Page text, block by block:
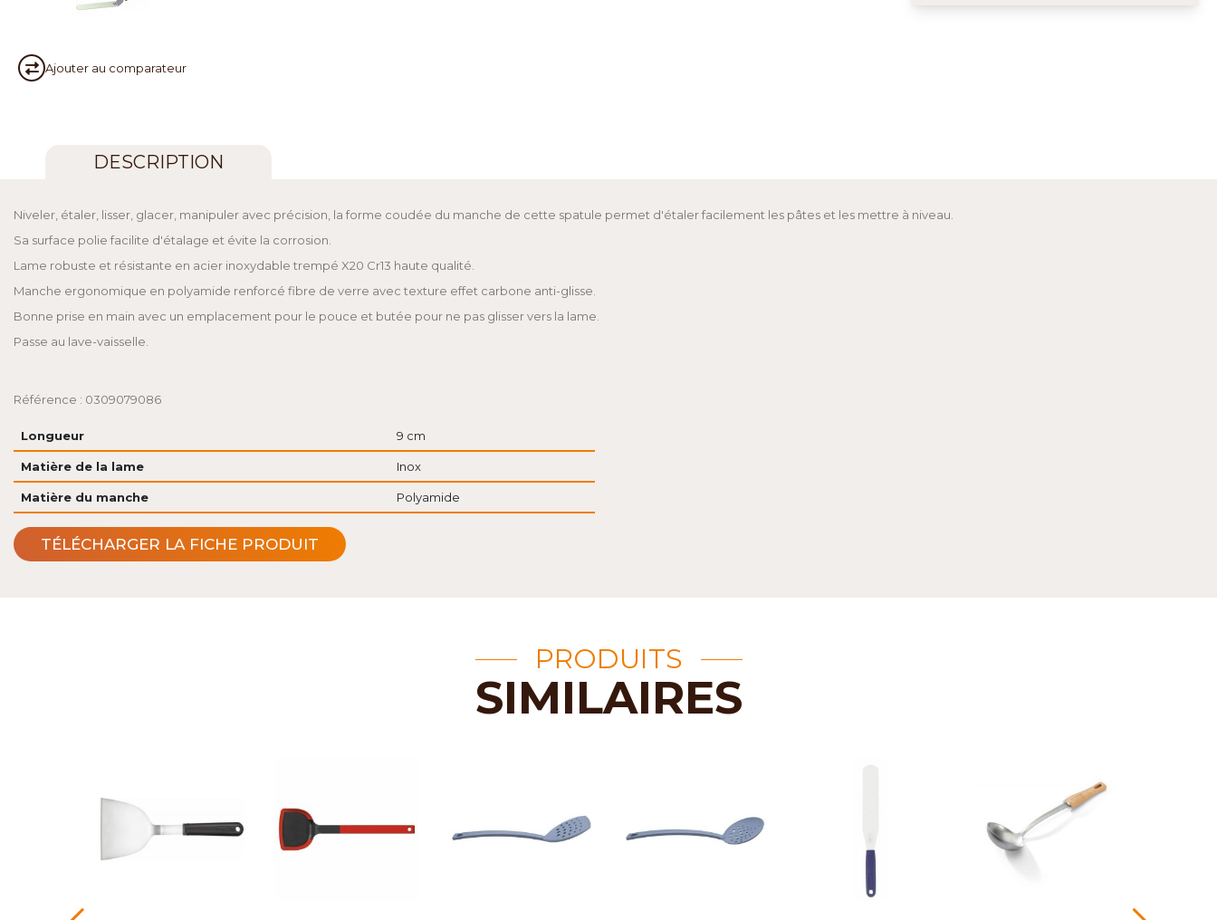
Ajouter au comparateur
DESCRIPTION
Niveler, étaler, lisser, glacer, manipuler avec précision, la forme coudée du manche de cette spatule permet d'étaler facilement les pâtes et les mettre à niveau.
Sa surface polie facilite d'étalage et évite la corrosion.
Lame robuste et résistante en acier inoxydable trempé X20 Cr13 haute qualité.
Manche ergonomique en polyamide renforcé fibre de verre avec texture effet carbone anti-glisse.
Bonne prise en main avec un emplacement pour le pouce et butée pour ne pas glisser vers la lame.
Passe au lave-vaisselle.
Référence : 0309079086
Longueur 9 cm
Matière de la lame Inox
Matière du manche Polyamide
TÉLÉCHARGER LA FICHE PRODUIT
PRODUITS
SIMILAIRES